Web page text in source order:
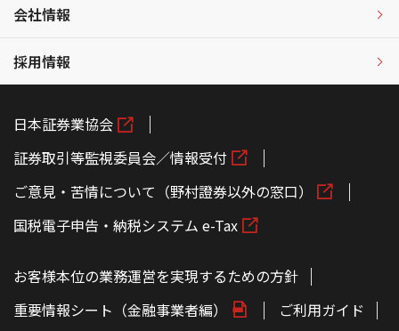
会社情報
採用情報
日本証券業協会
証券取引等監視委員会／情報受付
ご意見・苦情について（野村證券以外の窓口）
国税電子申告・納税システム e-Tax
お客様本位の業務運営を実現するための方針
重要情報シート（金融事業者編）
ご利用ガイド